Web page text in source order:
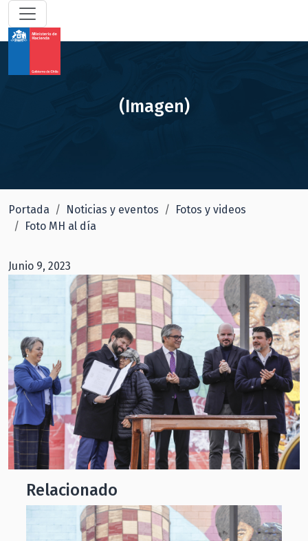
(Imagen)
Portada Noticias y eventos
Fotos y videos
Foto MH al día
Junio 9, 2023
Relacionado